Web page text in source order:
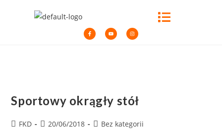
Sportowy okrągły stół
FKD 20/06/2018 Bez kategorii